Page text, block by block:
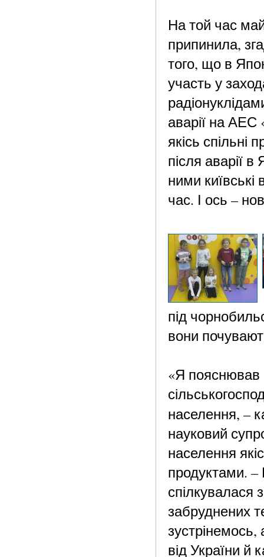
На той час
припинила,
того, що в
участь у
аварії на АЕС
якісь спільні
після аварії в
ними
час. І ось –
під
вони
«Я пояснював
населення, –
науковий
населення
продуктами. –
забруднених
від України й